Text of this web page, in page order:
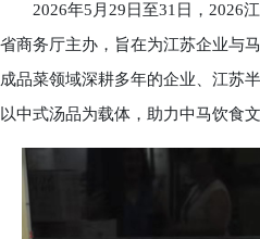
2026年5月29日至31日，2026江
省商务厅主办，旨在为江苏企业与
成品菜领域深耕多年的企业、江苏
以中式汤品为载体，助力中马饮食